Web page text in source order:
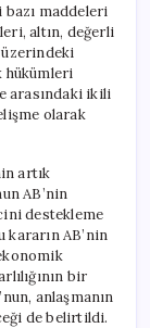
bazı maddeleri
altın, değerli
üzerindeki
hükümleri
arasındaki ikili
olarak
artık
AB’nin
destekleme
kararın AB’nin
bir
anlaşmanın
de belirtildi.